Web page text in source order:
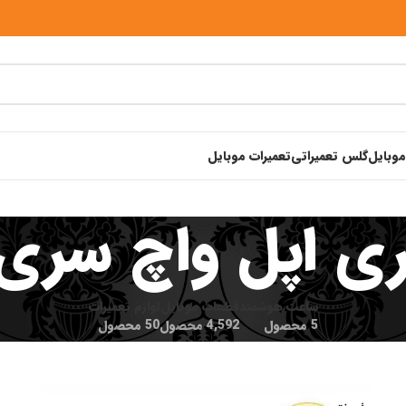
گلس تعمیراتیتعمیرات موبایل
اپل واچ
ساعت هوشمند
5 محصول
قطعات موبایل
4,592 محصول
لوازم تعمیرات
50 محصول